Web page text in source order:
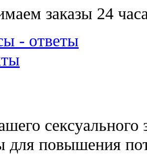
заказы 24
- ответы
сексуального
для повышения